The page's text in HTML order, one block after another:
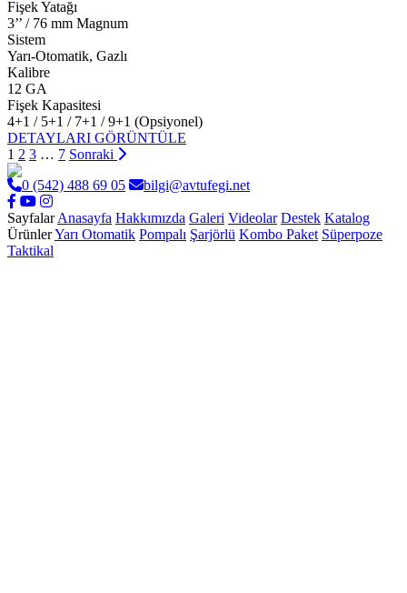
Fişek Yatağı
3’’ / 76 mm Magnum
Sistem
Yarı-Otomatik, Gazlı
Kalibre
12 GA
Fişek Kapasitesi
4+1 / 5+1 / 7+1 / 9+1 (Opsiyonel)
DETAYLARI GÖRÜNTÜLE
1 2 3 … 7 Sonraki
0 (542) 488 69 05
bilgi@avtufegi.net
Sayfalar Anasayfa Hakkımızda Galeri Videolar Destek Katalog
ÜrünlerYarı Otomatik Pompalı Şarjörlü Kombo Paket Süperpoze
Taktikal